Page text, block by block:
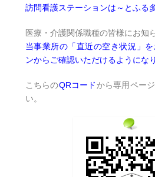
訪問看護ステーションは～とふる
医療・介護関係職種の皆様にお知
当事業所の「直近の空き状況」
ンからご確認いただけるようにな
こちらのQRコードから専用ペー
い。